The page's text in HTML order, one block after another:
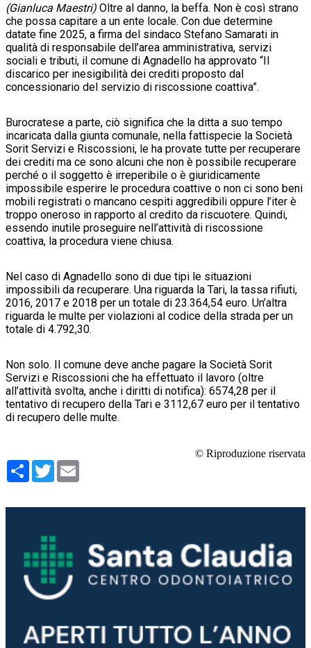
(Gianluca Maestri) Oltre al danno, la beffa. Non è così strano
che possa capitare a un ente locale. Con due determine
datate fine 2025, a firma del sindaco Stefano Samarati in
qualità di responsabile dell’area amministrativa, servizi
sociali e tributi, il comune di Agnadello ha approvato “Il
discarico per inesigibilità dei crediti proposto dal
concessionario del servizio di riscossione coattiva”.
Burocratese a parte, ciò significa che la ditta a suo tempo
incaricata dalla giunta comunale, nella fattispecie la Società
Sorit Servizi e Riscossioni, le ha provate tutte per recuperare
dei crediti ma ce sono alcuni che non è possibile recuperare
perché o il soggetto è irreperibile o è giuridicamente
impossibile esperire le procedura coattive o non ci sono beni
mobili registrati o mancano cespiti aggredibili oppure l’iter è
troppo oneroso in rapporto al credito da riscuotere. Quindi,
essendo inutile proseguire nell’attività di riscossione
coattiva, la procedura viene chiusa.
Nel caso di Agnadello sono di due tipi le situazioni
impossibili da recuperare. Una riguarda la Tari, la tassa rifiuti,
2016, 2017 e 2018 per un totale di 23.364,54 euro. Un’altra
riguarda le multe per violazioni al codice della strada per un
totale di 4.792,30.
Non solo. Il comune deve anche pagare la Società Sorit
Servizi e Riscossioni che ha effettuato il lavoro (oltre
all’attività svolta, anche i diritti di notifica): 6574,28 per il
tentativo di recupero della Tari e 3112,67 euro per il tentativo
di recupero delle multe.
© Riproduzione riservata
Condividi
Twitter